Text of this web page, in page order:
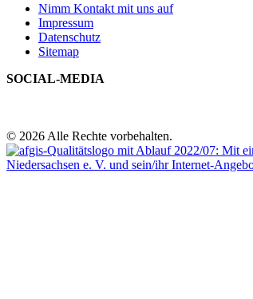
Nimm Kontakt mit uns auf
Impressum
Datenschutz
Sitemap
SOCIAL-MEDIA
© 2026 Alle Rechte vorbehalten.